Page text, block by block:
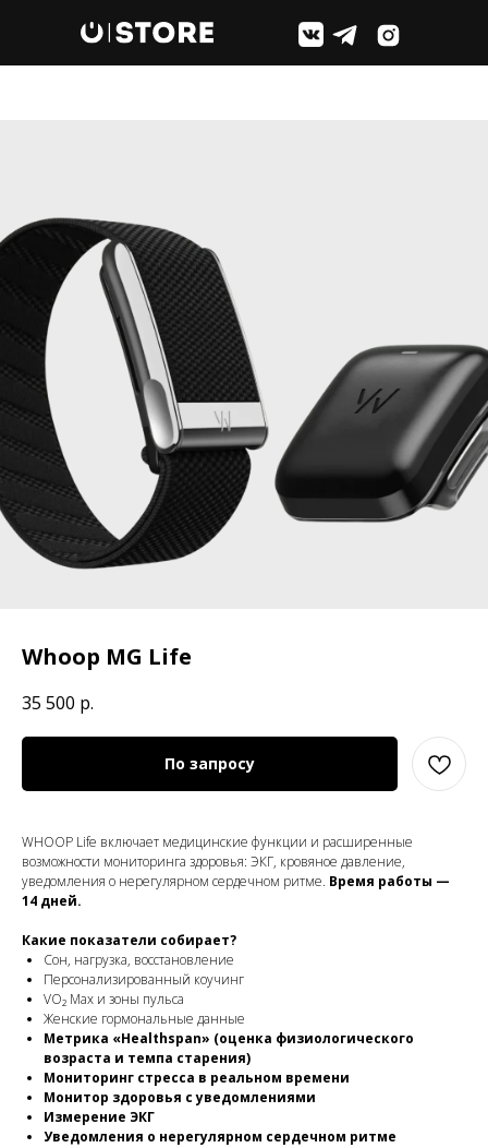
Whoop MG Life
35 500 р.
По запросу
WHOOP Life включает медицинские функции и расширенные
возможности мониторинга здоровья: ЭКГ, кровяное давление,
уведомления о нерегулярном сердечном ритме. Время работы —
14 дней.
Какие показатели собирает?
Сон, нагрузка, восстановление
Персонализированный коучинг
VO₂ Max и зоны пульса
Женские гормональные данные
Метрика «Healthspan» (оценка физиологического
возраста и темпа старения)
Мониторинг стресса в реальном времени
Монитор здоровья с уведомлениями
Измерение ЭКГ
Уведомления о нерегулярном сердечном ритме